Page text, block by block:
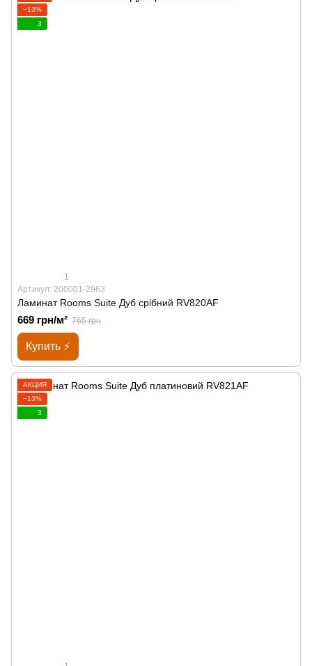
−13%
3
1
Артикул: 200001-2963
Ламинат Rooms Suite Дуб срібний RV820AF
669 грн/м² 765 грн
Купить ⚡
АКЦИЯ
−13%
3